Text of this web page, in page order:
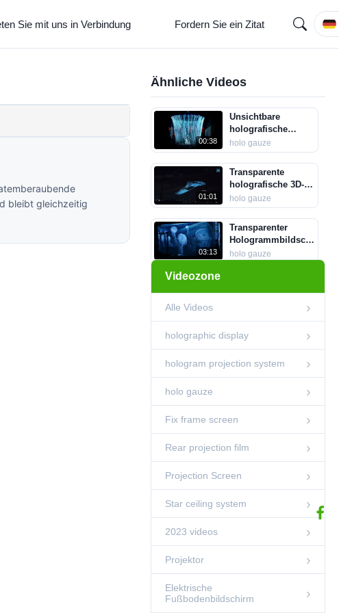
Sie mit uns in Verbindung Fordern Sie ein Zitat
bleibt gleichzeitig
Ähnliche Videos
00:38
Unsichtbare
holografische
Projektionswand
aus Polyamid
Holoflex
holo gauze
01:01
Transparente
holografische 3D-
Projektionsfläche
für Live-Shows
holo gauze
03:13
Transparenter
Hologrammbildschirm
für die
holo gauze
00:11
01:38 Fix frame screen
02:38
Anzeige CHINA
Lieferant
holographic display
00:31
Holographisches
Projektionssystem
hologram projection
system
5 Zoll 3D
HoloTube
holographic display
00:29
Film der hinteren
Rear projection film
Videozone
Alle Videos
holographic display
hologram projection system
holo gauze
Fix frame screen
Rear projection film
Projection Screen
Star ceiling system
2023 videos
Projektor
Elektrische
Fußbodenbildschirm